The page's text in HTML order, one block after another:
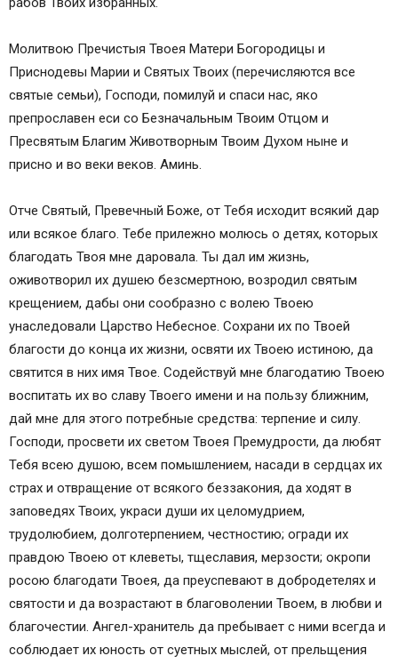
Молитвою Пречистыя Твоея Матери Богородицы и
Приснодевы Марии и Святых Твоих (перечисляются все
святые семьи), Господи, помилуй и спаси нас, яко
препрославен еси со Безначальным Твоим Отцом и
Пресвятым Благим Животворным Твоим Духом ныне и
присно и во веки веков. Аминь.
Отче Святый, Превечный Боже, от Тебя исходит всякий дар
или всякое благо. Тебе прилежно молюсь о детях, которых
благодать Твоя мне даровала. Ты дал им жизнь,
оживотворил их душею безсмертною, возродил святым
крещением, дабы они сообразно с волею Твоею
унаследовали Царство Небесное. Сохрани их по Твоей
благости до конца их жизни, освяти их Твоею истиною, да
святится в них имя Твое. Содействуй мне благодатию Твоею
воспитать их во славу Твоего имени и на пользу ближним,
дай мне для этого потребные средства: терпение и силу.
Господи, просвети их светом Твоея Премудрости, да любят
Тебя всею душою, всем помышлением, насади в сердцах их
страх и отвращение от всякого беззакония, да ходят в
заповедях Твоих, украси души их целомудрием,
трудолюбием, долготерпением, честностию; огради их
правдою Твоею от клеветы, тщеславия, мерзости; окропи
росою благодати Твоея, да преуспевают в добродетелях и
святости и да возрастают в благоволении Твоем, в любви и
благочестии. Ангел-хранитель да пребывает с ними всегда и
соблюдает их юность от суетных мыслей, от прельщения